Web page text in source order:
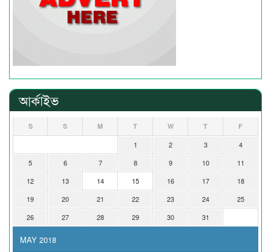
আর্কাইভ
MAY 2018
S S M T W T F
1 2 3
4
5
6 7 8 9 10
11
12
13 14 15 16 17
18
19
20 21 22 23 24
25
26
27 28 29 30 31